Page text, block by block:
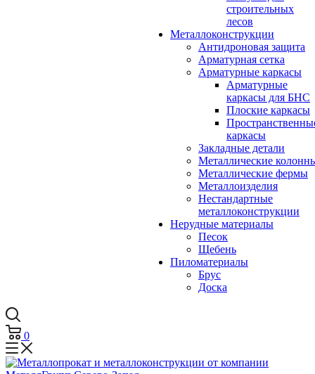
строительных
лесов
Металлоконструкции
Антидроновая защита
Арматурная сетка
Арматурные каркасы
Арматурные
каркасы для БНС
Плоские каркасы
каркасы
Закладные детали
Металлические
Металлические фермы
Металлоизделия
Нестандартные
металлоконструкции
Нерудные материалы
Песок
Щебень
Пиломатериалы
Брус
Доска
0